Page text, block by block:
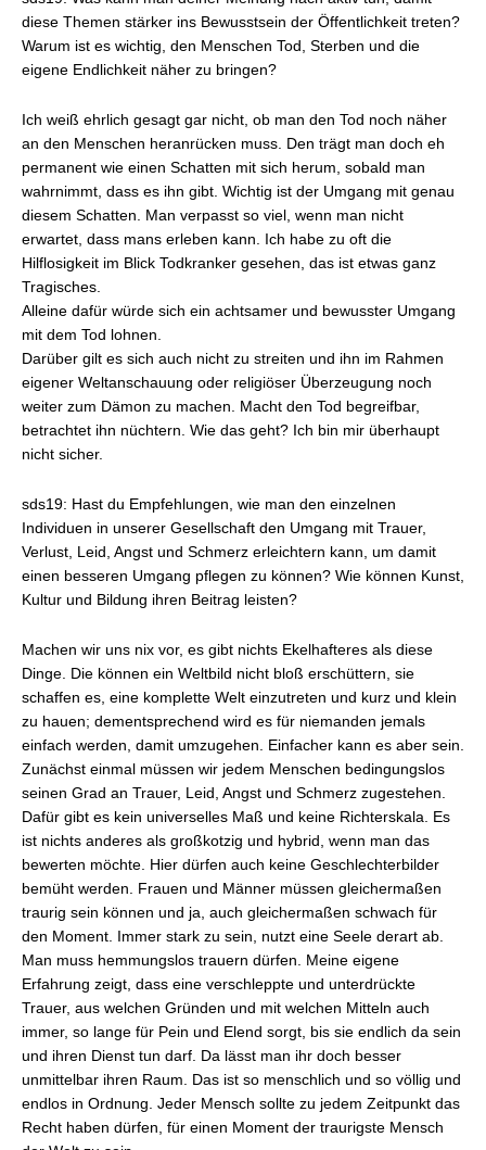
diese Themen stärker ins Bewusstsein der Öffentlichkeit treten?
Warum ist es wichtig, den Menschen Tod, Sterben und die
eigene Endlichkeit näher zu bringen?
Ich weiß ehrlich gesagt gar nicht, ob man den Tod noch näher
an den Menschen heranrücken muss. Den trägt man doch eh
permanent wie einen Schatten mit sich herum, sobald man
wahrnimmt, dass es ihn gibt. Wichtig ist der Umgang mit genau
diesem Schatten. Man verpasst so viel, wenn man nicht
erwartet, dass mans erleben kann. Ich habe zu oft die
Hilflosigkeit im Blick Todkranker gesehen, das ist etwas ganz
Tragisches.
Alleine dafür würde sich ein achtsamer und bewusster Umgang
mit dem Tod lohnen.
Darüber gilt es sich auch nicht zu streiten und ihn im Rahmen
eigener Weltanschauung oder religiöser Überzeugung noch
weiter zum Dämon zu machen. Macht den Tod begreifbar,
betrachtet ihn nüchtern. Wie das geht? Ich bin mir überhaupt
nicht sicher.
sds19: Hast du Empfehlungen, wie man den einzelnen
Individuen in unserer Gesellschaft den Umgang mit Trauer,
Verlust, Leid, Angst und Schmerz erleichtern kann, um damit
einen besseren Umgang pflegen zu können? Wie können Kunst,
Kultur und Bildung ihren Beitrag leisten?
Machen wir uns nix vor, es gibt nichts Ekelhafteres als diese
Dinge. Die können ein Weltbild nicht bloß erschüttern, sie
schaffen es, eine komplette Welt einzutreten und kurz und klein
zu hauen; dementsprechend wird es für niemanden jemals
einfach werden, damit umzugehen. Einfacher kann es aber sein.
Zunächst einmal müssen wir jedem Menschen bedingungslos
seinen Grad an Trauer, Leid, Angst und Schmerz zugestehen.
Dafür gibt es kein universelles Maß und keine Richterskala. Es
ist nichts anderes als großkotzig und hybrid, wenn man das
bewerten möchte. Hier dürfen auch keine Geschlechterbilder
bemüht werden. Frauen und Männer müssen gleichermaßen
traurig sein können und ja, auch gleichermaßen schwach für
den Moment. Immer stark zu sein, nutzt eine Seele derart ab.
Man muss hemmungslos trauern dürfen. Meine eigene
Erfahrung zeigt, dass eine verschleppte und unterdrückte
Trauer, aus welchen Gründen und mit welchen Mitteln auch
immer, so lange für Pein und Elend sorgt, bis sie endlich da sein
und ihren Dienst tun darf. Da lässt man ihr doch besser
unmittelbar ihren Raum. Das ist so menschlich und so völlig und
endlos in Ordnung. Jeder Mensch sollte zu jedem Zeitpunkt das
Recht haben dürfen, für einen Moment der traurigste Mensch